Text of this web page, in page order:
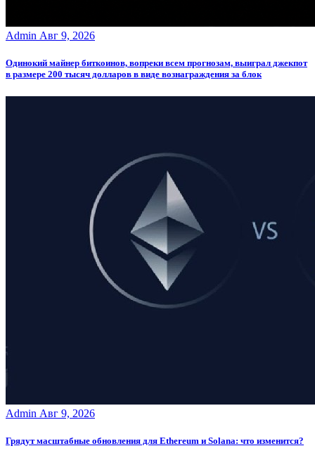
Admin Авг 9, 2026
Одинокий майнер биткоинов, вопреки всем прогнозам, выиграл джекпот
в размере 200 тысяч долларов в виде вознаграждения за блок
Admin Авг 9, 2026
Грядут масштабные обновления для Ethereum и Solana: что изменится?